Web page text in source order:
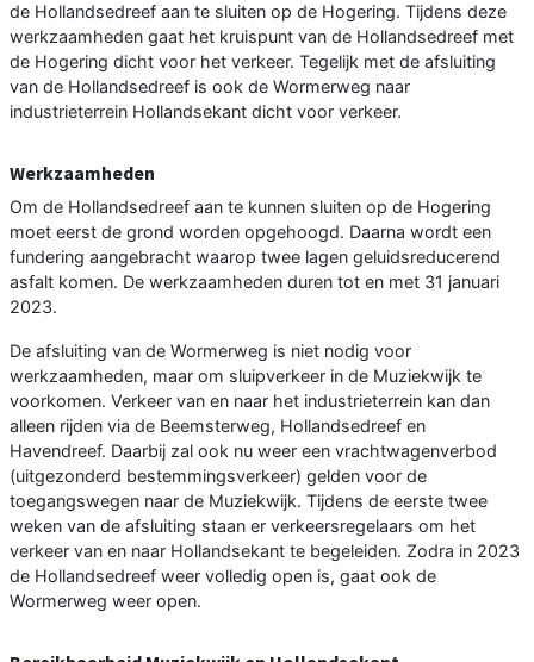
de Hollandsedreef aan te sluiten op de Hogering. Tijdens deze
werkzaamheden gaat het kruispunt van de Hollandsedreef met
de Hogering dicht voor het verkeer. Tegelijk met de afsluiting
van de Hollandsedreef is ook de Wormerweg naar
industrieterrein Hollandsekant dicht voor verkeer.
Werkzaamheden
Om de Hollandsedreef aan te kunnen sluiten op de Hogering
moet eerst de grond worden opgehoogd. Daarna wordt een
fundering aangebracht waarop twee lagen geluidsreducerend
asfalt komen. De werkzaamheden duren tot en met 31 januari
2023.
De afsluiting van de Wormerweg is niet nodig voor
werkzaamheden, maar om sluipverkeer in de Muziekwijk te
voorkomen. Verkeer van en naar het industrieterrein kan dan
alleen rijden via de Beemsterweg, Hollandsedreef en
Havendreef. Daarbij zal ook nu weer een vrachtwagenverbod
(uitgezonderd bestemmingsverkeer) gelden voor de
toegangswegen naar de Muziekwijk. Tijdens de eerste twee
weken van de afsluiting staan er verkeersregelaars om het
verkeer van en naar Hollandsekant te begeleiden. Zodra in 2023
de Hollandsedreef weer volledig open is, gaat ook de
Wormerweg weer open.